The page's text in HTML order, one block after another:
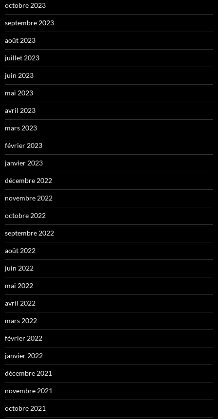
octobre 2023
septembre 2023
août 2023
juillet 2023
juin 2023
mai 2023
avril 2023
mars 2023
février 2023
janvier 2023
décembre 2022
novembre 2022
octobre 2022
septembre 2022
août 2022
juin 2022
mai 2022
avril 2022
mars 2022
février 2022
janvier 2022
décembre 2021
novembre 2021
octobre 2021